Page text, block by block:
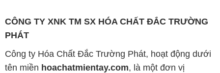
CÔNG TY XNK TM SX HÓA CHẤT ĐẮC TRƯỜNG
PHÁT
Công ty Hóa Chất Đắc Trường Phát, hoạt động dưới
tên miền hoachatmientay.com, là một đơn vị